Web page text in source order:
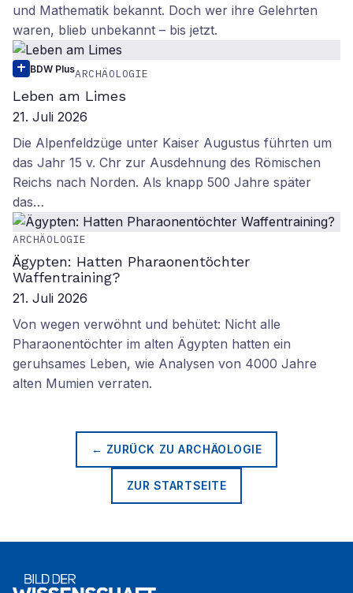
und Mathematik bekannt. Doch wer ihre Gelehrten
waren, blieb unbekannt – bis jetzt.
BDW PlusARCHÄOLOGIE
Leben am Limes
21. Juli 2026
Die Alpenfeldzüge unter Kaiser Augustus führten um
das Jahr 15 v. Chr zur Ausdehnung des Römischen
Reichs nach Norden. Als knapp 500 Jahre später
das…
ARCHÄOLOGIE
Ägypten: Hatten Pharaonentöchter
Waffentraining?
21. Juli 2026
Von wegen verwöhnt und behütet: Nicht alle
Pharaonentöchter im alten Ägypten hatten ein
geruhsames Leben, wie Analysen von 4000 Jahre
alten Mumien verraten.
← ZURÜCK ZUARCHÄOLOGIE
ZUR STARTSEITE